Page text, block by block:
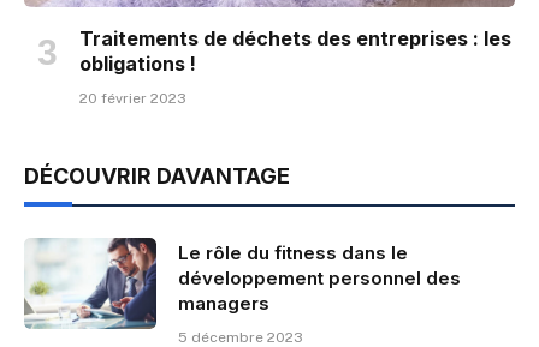
Traitements de déchets des entreprises : les
obligations !
20 février 2023
DÉCOUVRIR DAVANTAGE
Le rôle du fitness dans le
développement personnel des
managers
5 décembre 2023